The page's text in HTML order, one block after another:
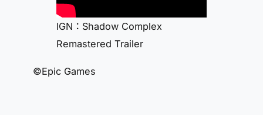
IGN：Shadow Complex
Remastered Trailer
©Epic Games